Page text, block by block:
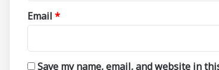
Email *
Save my name, email, and website in